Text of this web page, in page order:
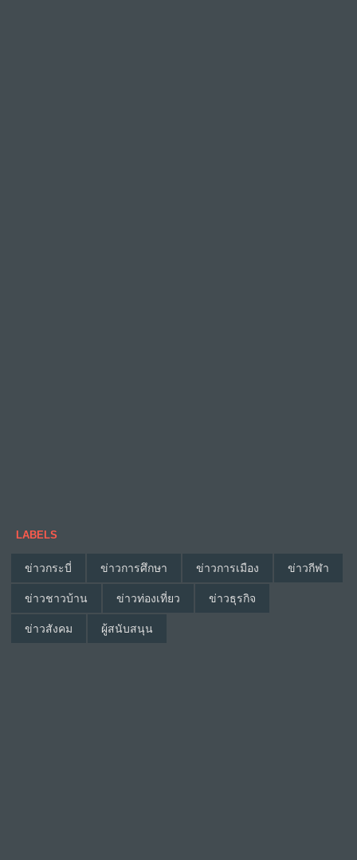
LABELS
ข่าวกระบี่ ข่าวการศึกษา ข่าวการเมือง ข่าวกีฬา
ข่าวชาวบ้าน ข่าวท่องเที่ยว ข่าวธุรกิจ
ข่าวสังคม ผู้สนับสนุน